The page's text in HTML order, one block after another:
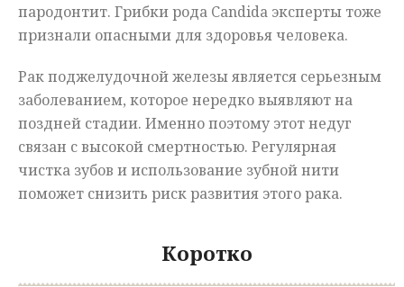
пародонтит. Грибки рода Candida эксперты тоже
признали опасными для здоровья человека.
Рак поджелудочной железы является серьезным
заболеванием, которое нередко выявляют на
поздней стадии. Именно поэтому этот недуг
связан с высокой смертностью. Регулярная
чистка зубов и использование зубной нити
поможет снизить риск развития этого рака.
Коротко